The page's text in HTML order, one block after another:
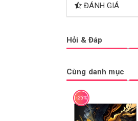
ĐÁNH GIÁ
Hỏi & Đáp
Cùng danh mục
-23%